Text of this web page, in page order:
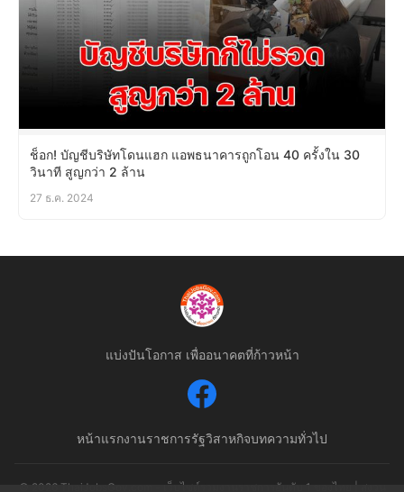
ช็อก! บัญชีบริษัทโดนแฮก แอพธนาคารถูกโอน 40 ครั้งใน 30
วินาที สูญกว่า 2 ล้าน
27 ธ.ค. 2024
แบ่งปันโอกาส เพื่ออนาคตที่ก้าวหน้า
หน้าแรกงานราชการรัฐวิสาหกิจบทความทั่วไป
© 2026 ThaiJobsGov.com - เว็บไซต์รวมงานราชการอันดับ 1 ของไทย | สงวน